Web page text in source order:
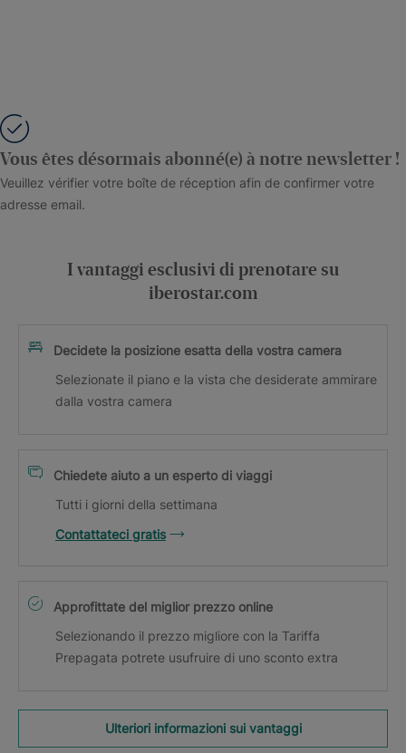
Vous êtes désormais abonné(e) à notre newsletter !
Veuillez vérifier votre boîte de réception afin de confirmer votre
adresse email.
I vantaggi esclusivi di prenotare su
iberostar.com
Decidete la posizione esatta della vostra camera
Selezionate il piano e la vista che desiderate ammirare
dalla vostra camera
Chiedete aiuto a un esperto di viaggi
Tutti i giorni della settimana
Contattateci gratis
Approfittate del miglior prezzo online
Selezionando il prezzo migliore con la Tariffa
Prepagata potrete usufruire di uno sconto extra
Ulteriori informazioni sui vantaggi